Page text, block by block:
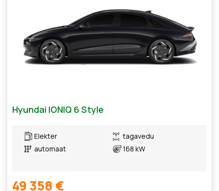
Hyundai IONIQ 6 Style
Elekter
automaat
tagavedu
168 kW
49 358 €